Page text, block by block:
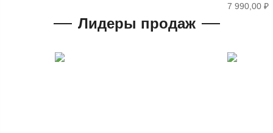
7 990,00 ₽
Лидеры продаж